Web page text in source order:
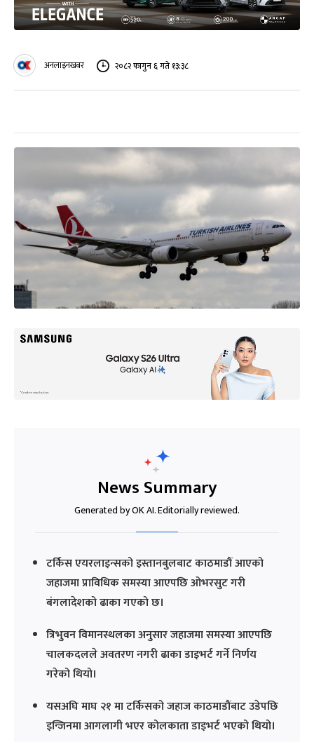
अनलाइनखबर २०८२ फागुन ६ गते १३:३८
News Summary
Generated by OK AI. Editorially reviewed.
टर्किस एयरलाइन्सको इस्तानबुलबाट काठमाडौं आएको
जहाजमा प्राविधिक समस्या आएपछि ओभरसुट गरी
बंगलादेशको ढाका गएको छ।
त्रिभुवन विमानस्थलका अनुसार जहाजमा समस्या आएपछि
चालकदलले अवतरण नगरी ढाका डाइभर्ट गर्ने निर्णय
गरेको थियो।
यसअघि माघ २१ मा टर्किसको जहाज काठमाडौंबाट उडेपछि
इन्जिनमा आगलागी भएर कोलकाता डाइभर्ट भएको थियो।